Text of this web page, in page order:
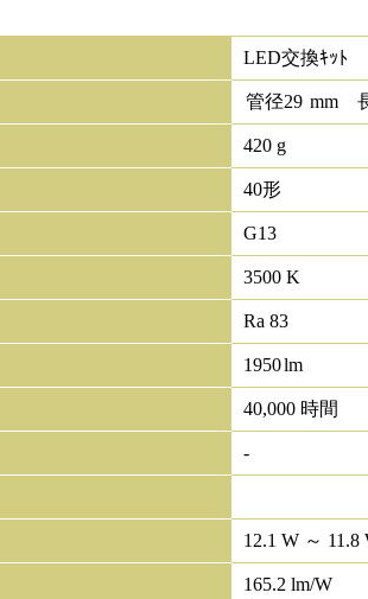
LED交換ｷｯﾄ
管径29 mm
420 g
40形
G13
3500 K
Ra 83
1950lm
40,000 時間
-
12.1 W ～ 11.8
165.2 lm/W